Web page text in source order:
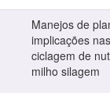
Manejos de
implicações
ciclagem de
milho silagem